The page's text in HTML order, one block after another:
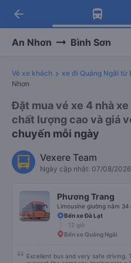
Tải app
Nhận ưu đãi
Tải app
-30k/ghế khi
arrow_back
An Nhơn Bình Sơn
Vé xe khách xe đi Quảng Ngãi từ
Nhơn
Đặt mua vé xe 4 nhà
chất lượng cao và giá
chuyến mỗi ngày
Vexere Team
Ngày cập nhật: 07/08/2026
Phương Trang
Limousine giường nằm 34
Bến xe Đà Lạt
12 giờ
Bến xe Quảng Ngãi
Excellent bus and very safe driving.